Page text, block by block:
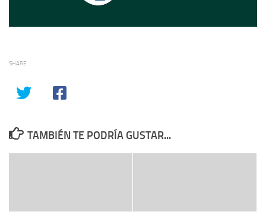
SHARE
TAMBIÉN TE PODRÍA GUSTAR...